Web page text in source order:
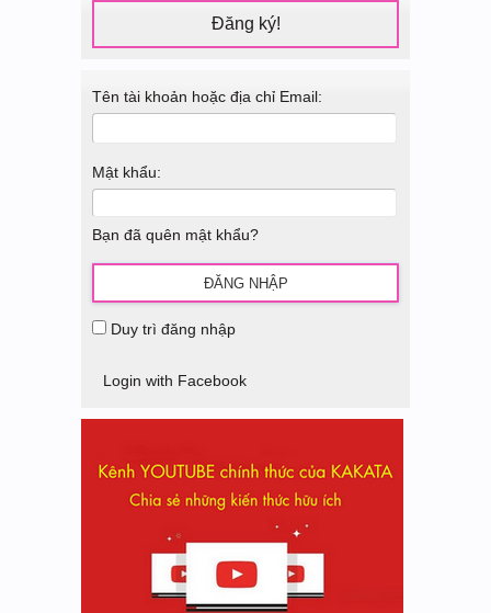
Đăng ký!
Tên tài khoản hoặc địa chỉ Email:
Mật khẩu:
Bạn đã quên mật khẩu?
Duy trì đăng nhập
Login with Facebook